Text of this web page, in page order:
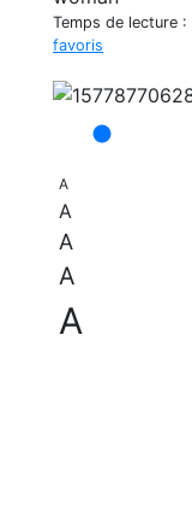
Temps de lecture :
favoris
A
A
A
A
A